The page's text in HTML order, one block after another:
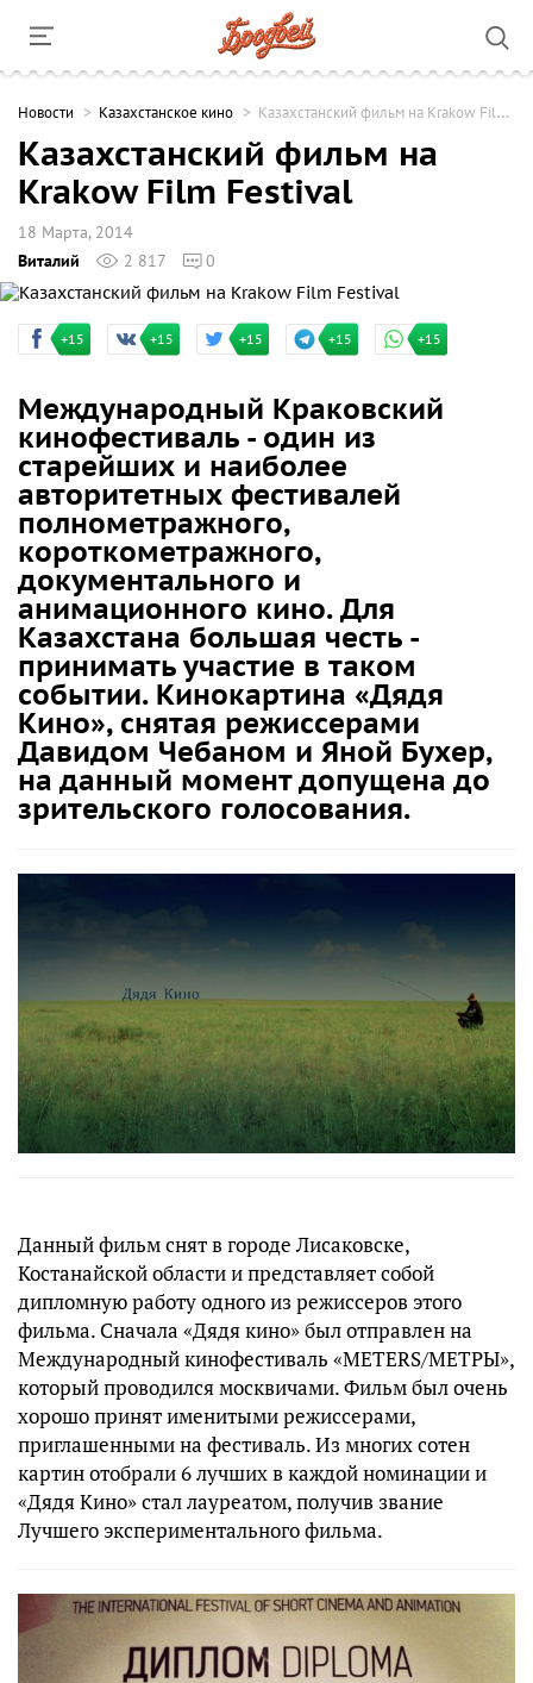
Новости Казахстанское кино Казахстанский фильм на Krakow Film Festival
Казахстанский фильм на
Krakow Film Festival
18 Марта, 2014
Виталий
2 817 0
+15 +15 +15 +15 +15
Международный Краковский
кинофестиваль - один из
старейших и наиболее
авторитетных фестивалей
полнометражного,
короткометражного,
документального и
анимационного кино. Для
Казахстана большая честь -
принимать участие в таком
событии. Кинокартина «Дядя
Кино», снятая режиссерами
Давидом Чебаном и Яной Бухер,
на данный момент допущена до
зрительского голосования.
Данный фильм снят в городе Лисаковске,
Костанайской области и представляет собой
дипломную работу одного из режиссеров этого
фильма. Сначала «Дядя кино» был отправлен на
Международный кинофестиваль «METERS/МЕТРЫ»,
который проводился москвичами. Фильм был очень
хорошо принят именитыми режиссерами,
приглашенными на фестиваль. Из многих сотен
картин отобрали 6 лучших в каждой номинации и
«Дядя Кино» стал лауреатом, получив звание
Лучшего экспериментального фильма.